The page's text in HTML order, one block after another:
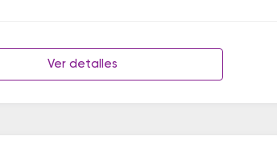
Ver detalles